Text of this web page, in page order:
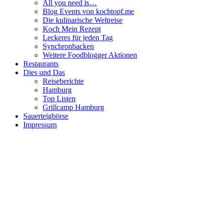
All you need is…
Blog Events von kochtopf.me
Die kulinarische Weltreise
Koch Mein Rezept
Leckeres für jeden Tag
Synchronbacken
Weitere Foodblogger Aktionen
Restaurants
Dies und Das
Reiseberichte
Hamburg
Top Listen
Grillcamp Hamburg
Sauerteigbörse
Impressum